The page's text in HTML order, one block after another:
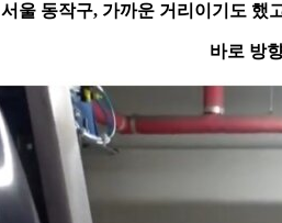
서울 동작구, 가까운 거리이기도 했
바로 방